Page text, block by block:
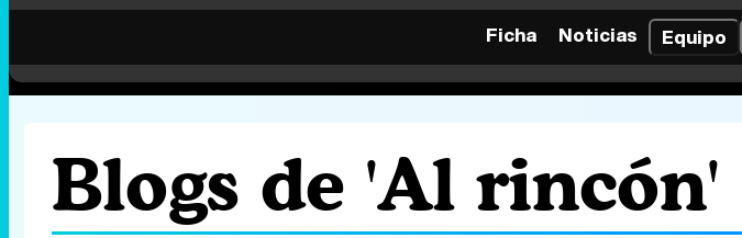
Ficha Noticias Equipo
Blogs de 'Al rincón'